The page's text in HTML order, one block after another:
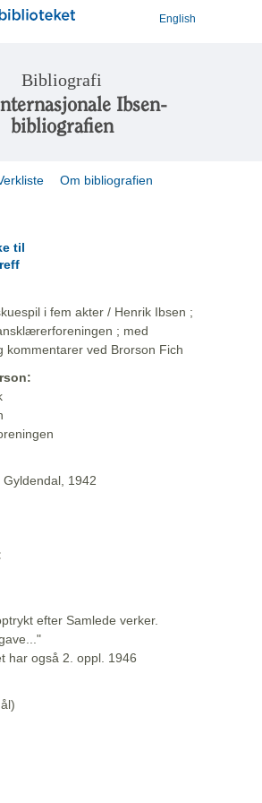
English
Bibliografi
Ibsen-
bibliografien
Om bibliografien
til
i fem akter / Henrik Ibsen ;
; med
kommentarer ved Brorson Fich
1942
efter Samlede verker.
har også 2. oppl. 1946